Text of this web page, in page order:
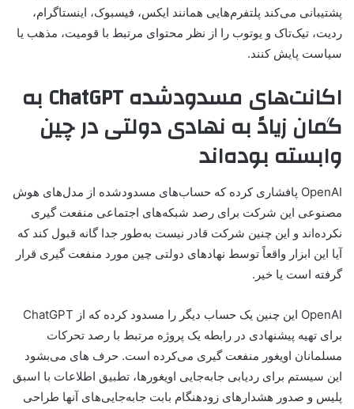
پشتیبانی می‌کند پلتفرم‌هایی همانند ایکس، فیسبوک، اینستاگرام،
ردیت، تیک‌تاک و یوتوب را از نظر محتوای مرتبط با قومیت، مذهب یا
سیاست پایش کنند.
اکانت‌های مسدودشده ChatGPT به
گمان زیادً به نهادی دولتی در چین
وابسته بوده‌اند
OpenAI پافشاری کرده که حساب‌های مسدودشده از مدل‌های هوش
مصنوعی این شرکت برای رصد شبکه‌های اجتماعی منفعت گیری
نکرده‌اند و این چنین شرکت قادر نیست به‌طور جدا گانه قبول کند که
آیا این ابزار واقعاً توسط نهادهای دولتی چین مورد منفعت گیری قرار
گرفته است یا خیر.
OpenAI این چنین یک حساب دیگر را مسدود کرده که از ChatGPT
برای تهیه پیشنهادی در رابطه یک پروژه مرتبط با رصد تحرکات
مسلمانان اویغور منفعت گیری می‌کرده است. حرف های می‌بشود
این سیستم برای ردیابی جابه‌جایی اویغورها، تطبیق اطلاعات با اسبق
پلیس و صدور هشدارهای زودهنگام بابت جابه‌جایی‌های آنها طراحی